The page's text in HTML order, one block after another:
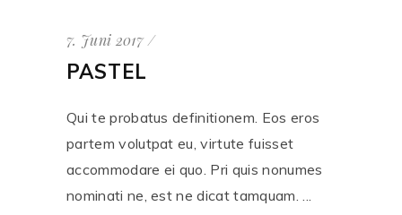
7. Juni 2017
PASTEL
Qui te probatus definitionem. Eos eros
partem volutpat eu, virtute fuisset
accommodare ei quo. Pri quis nonumes
nominati ne, est ne dicat tamquam. ...